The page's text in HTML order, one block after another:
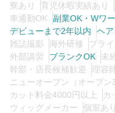
寮あり
育児休暇実績あり
車通勤OK
副業OK・Wワ
デビューまで2年以内
ヘ
雑誌撮影
海外研修 ブラ
外部講習
ブランクOK 未
幹部・店長候補歓迎
理容
ニューオープン（オープン
カット料金4000円以上
カ
ウィッグメーカー
個室あり